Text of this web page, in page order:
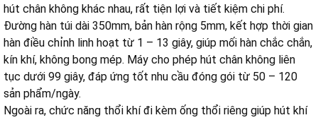
hút chân không khác nhau, rất tiện lợi và tiết kiệm chi phí.
Đường hàn túi dài 350mm, bản hàn rộng 5mm, kết hợp thời gian
hàn điều chỉnh linh hoạt từ 1 – 13 giây, giúp mối hàn chắc chắn,
kín khí, không bong mép. Máy cho phép hút chân không liên
tục dưới 99 giây, đáp ứng tốt nhu cầu đóng gói từ 50 – 120
sản phẩm/ngày.
Ngoài ra, chức năng thổi khí đi kèm ống thổi riêng giúp hút khí